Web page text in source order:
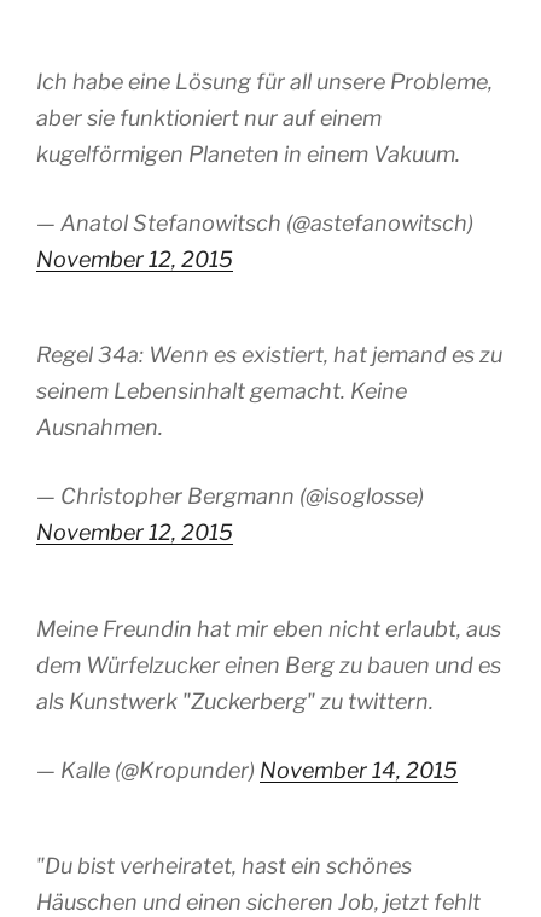
Ich habe eine Lösung für all unsere Probleme,
aber sie funktioniert nur auf einem
kugelförmigen Planeten in einem Vakuum.
— Anatol Stefanowitsch (@astefanowitsch)
November 12, 2015
Regel 34a: Wenn es existiert, hat jemand es zu
seinem Lebensinhalt gemacht. Keine
Ausnahmen.
— Christopher Bergmann (@isoglosse)
November 12, 2015
Meine Freundin hat mir eben nicht erlaubt, aus
dem Würfelzucker einen Berg zu bauen und es
als Kunstwerk "Zuckerberg" zu twittern.
— Kalle (@Kropunder) November 14, 2015
"Du bist verheiratet, hast ein schönes
Häuschen und einen sicheren Job, jetzt fehlt